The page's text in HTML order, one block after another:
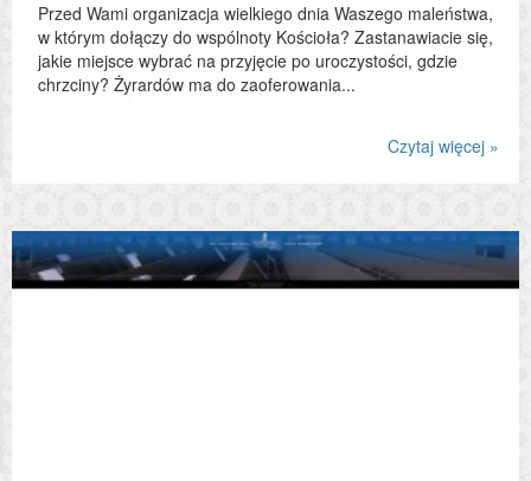
Przed Wami organizacja wielkiego dnia Waszego maleństwa,
w którym dołączy do wspólnoty Kościoła? Zastanawiacie się,
jakie miejsce wybrać na przyjęcie po uroczystości, gdzie
chrzciny? Żyrardów ma do zaoferowania...
Czytaj więcej »